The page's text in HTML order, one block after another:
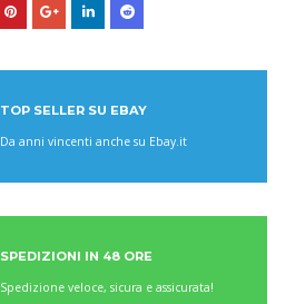
TOP SELLER SU EBAY
Da anni vincenti anche su Ebay.it
SPEDIZIONI IN 48 ORE
Spedizione veloce, sicura e assicurata!